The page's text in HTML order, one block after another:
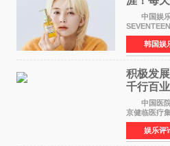
靠成员
中国娱乐网
道前的残酷
娱乐，引
TBS综艺节
韩国娱
积极发
千行百
京盛大
中国医院
京健临医疗
奖 2026年7
以重落地·
工智能
娱乐评